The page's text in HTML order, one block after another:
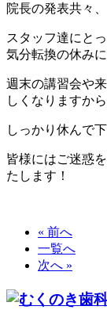
院長の発表共々
スタッフ達にと
気分転換の休み
週末の講習会や
しくなりますから
しっかり休んで下
皆様にはご迷惑
たします！
« 前へ
一覧へ
次へ »